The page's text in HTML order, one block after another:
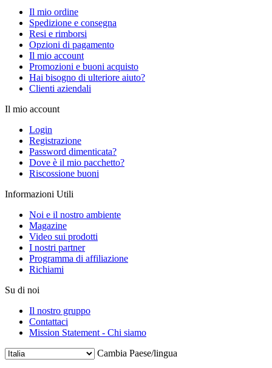
Il mio ordine
Spedizione e consegna
Resi e rimborsi
Opzioni di pagamento
Il mio account
Promozioni e buoni acquisto
Hai bisogno di ulteriore aiuto?
Clienti aziendali
Il mio account
Login
Registrazione
Password dimenticata?
Dove è il mio pacchetto?
Riscossione buoni
Informazioni Utili
Noi e il nostro ambiente
Magazine
Video sui prodotti
I nostri partner
Programma di affiliazione
Richiami
Su di noi
Il nostro gruppo
Contattaci
Mission Statement - Chi siamo
Cambia Paese/lingua